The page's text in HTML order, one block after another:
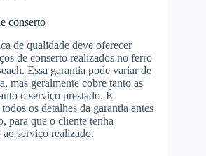
conserto
de qualidade deve oferecer
de conserto realizados no ferro
Essa garantia pode variar de
mas geralmente cobre tanto as
o serviço prestado. É
os detalhes da garantia antes
para que o cliente tenha
ao serviço realizado.